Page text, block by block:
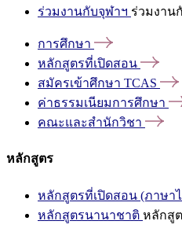
ร่วมงานกับจุฬาฯ ร่วมงาน
การศึกษา
หลักสูตรที่เปิดสอน
สมัครเข้าศึกษา TCAS
ค่าธรรมเนียมการศึกษา
คณะและสำนักวิชา
หลักสูตร
หลักสูตรที่เปิดสอน (ภาษา
หลักสูตรนานาชาติ หลักสู